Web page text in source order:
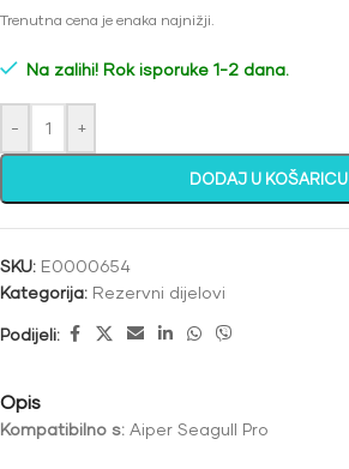
Trenutna cena je enaka najnižji.
Na zalihi! Rok isporuke 1-2 dana.
- +
DODAJ U KOŠARICU
SKU: E0000654
Kategorija: Rezervni dijelovi
Podijeli:
Opis
Kompatibilno s: Aiper Seagull Pro